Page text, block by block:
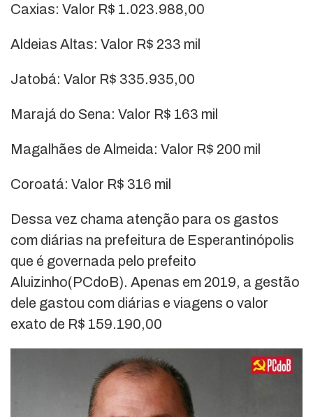
Caxias: Valor R$ 1.023.988,00
Aldeias Altas: Valor R$ 233 mil
Jatobá: Valor R$ 335.935,00
Marajá do Sena: Valor R$ 163 mil
Magalhães de Almeida: Valor R$ 200 mil
Coroatá: Valor R$ 316 mil
Dessa vez chama atenção para os gastos
com diárias na prefeitura de Esperantinópolis
que é governada pelo prefeito
Aluizinho(PCdoB). Apenas em 2019, a gestão
dele gastou com diárias e viagens o valor
exato de R$ 159.190,00